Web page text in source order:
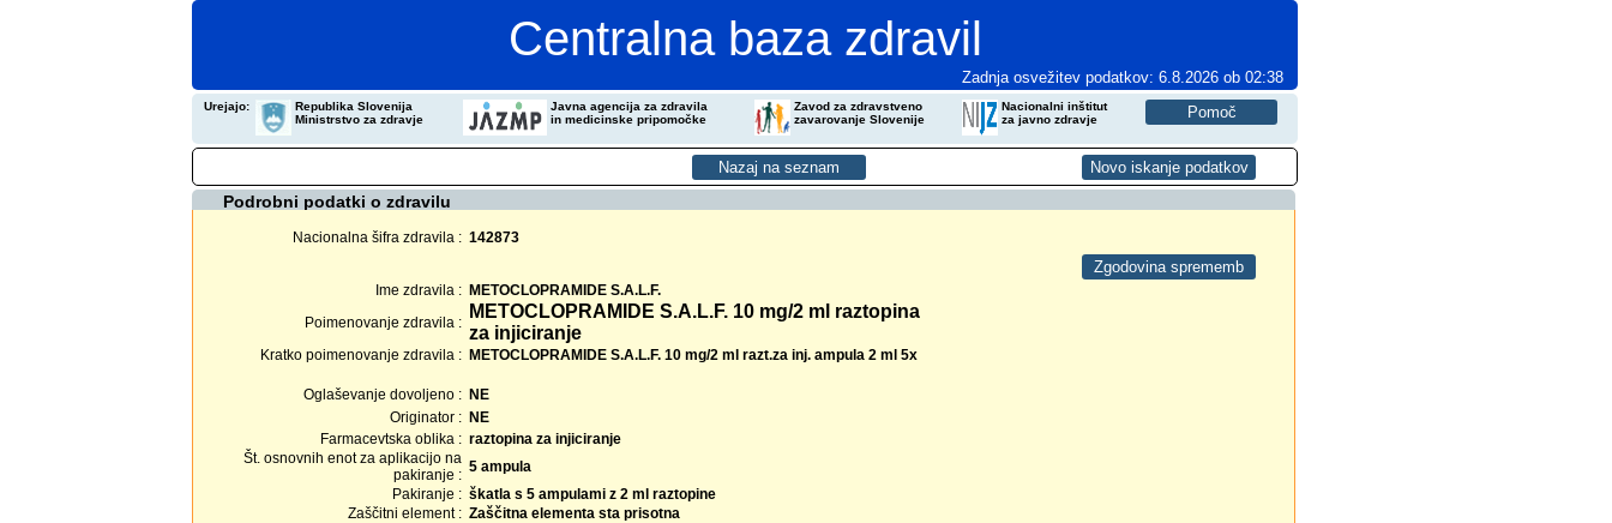
Centralna baza zdravil
Zadnja osvežitev podatkov: 6.8.2026 ob 02:38
Urejajo:
Republika Slovenija
Ministrstvo za zdravje
Javna agencija za zdravila
in medicinske pripomočke
Zavod za zdravstveno
zavarovanje Slovenije
Nacionalni inštitut
za javno zdravje
Podrobni podatki o zdravilu
Nacionalna šifra zdravila : 142873
Ime zdravila : METOCLOPRAMIDE S.A.L.F.
Poimenovanje zdravila :
METOCLOPRAMIDE S.A.L.F. 10 mg/2 ml raztopina
za injiciranje
Kratko poimenovanje zdravila : METOCLOPRAMIDE S.A.L.F. 10 mg/2 ml razt.za inj. ampula 2 ml 5x
Oglaševanje dovoljeno : NE
Originator : NE
Farmacevtska oblika : raztopina za injiciranje
Št. osnovnih enot za aplikacijo na
pakiranje : 5 ampula
Pakiranje : škatla s 5 ampulami z 2 ml raztopine
Zaščitni element : Zaščitna elementa sta prisotna